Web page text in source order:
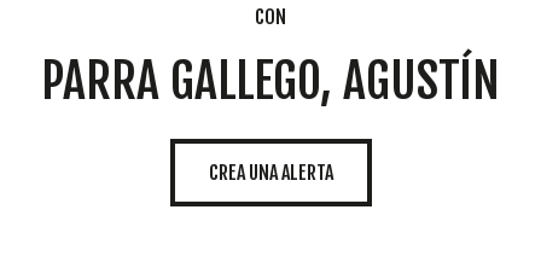
CON
PARRA GALLEGO, AGUSTÍN
CREA UNA ALERTA